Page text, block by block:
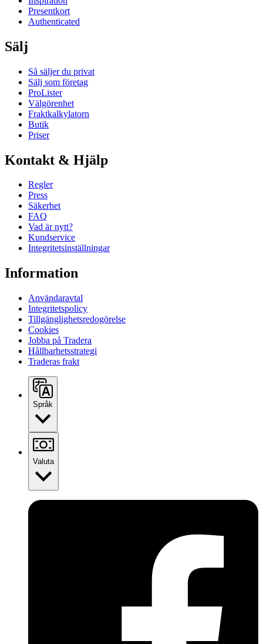
Presentkort
Authenticated
Sälj
Så säljer du privat
Sälj som företag
ProLister
Välgörenhet
Fraktkalkylatorn
Butik
Priser
Kontakt & Hjälp
Regler
Press
Säkerhet
FAQ
Vad är nytt?
Kundservice
Integritetsinställningar
Information
Användaravtal
Integritetspolicy
Tillgänglighetsredogörelse
Cookies
Jobba på Tradera
Hållbarhetsstrategi
Traderas frakt
Språk
Valuta